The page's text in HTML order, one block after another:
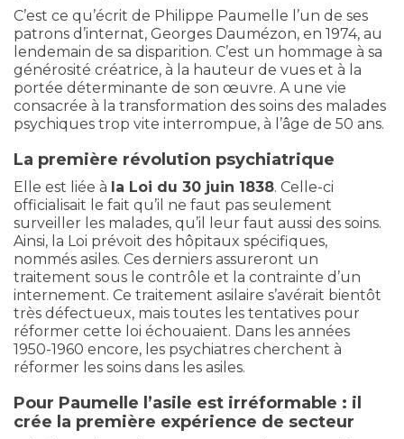
C’est ce qu’écrit de Philippe Paumelle l’un de ses
patrons d’internat, Georges Daumézon, en 1974, au
lendemain de sa disparition. C’est un hommage à sa
générosité créatrice, à la hauteur de vues et à la
portée déterminante de son œuvre. A une vie
consacrée à la transformation des soins des malades
psychiques trop vite interrompue, à l’âge de 50 ans.
La première révolution psychiatrique
Elle est liée à la Loi du 30 juin 1838. Celle-ci
officialisait le fait qu’il ne faut pas seulement
surveiller les malades, qu’il leur faut aussi des soins.
Ainsi, la Loi prévoit des hôpitaux spécifiques,
nommés asiles. Ces derniers assureront un
traitement sous le contrôle et la contrainte d’un
internement. Ce traitement asilaire s’avérait bientôt
très défectueux, mais toutes les tentatives pour
réformer cette loi échouaient. Dans les années
1950-1960 encore, les psychiatres cherchent à
réformer les soins dans les asiles.
Pour Paumelle l’asile est irréformable : il
crée la première expérience de secteur